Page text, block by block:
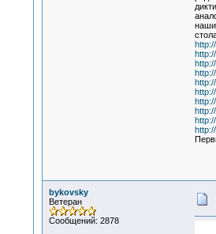
наши
bykovsky
Ветеран
Сообщений: 2878